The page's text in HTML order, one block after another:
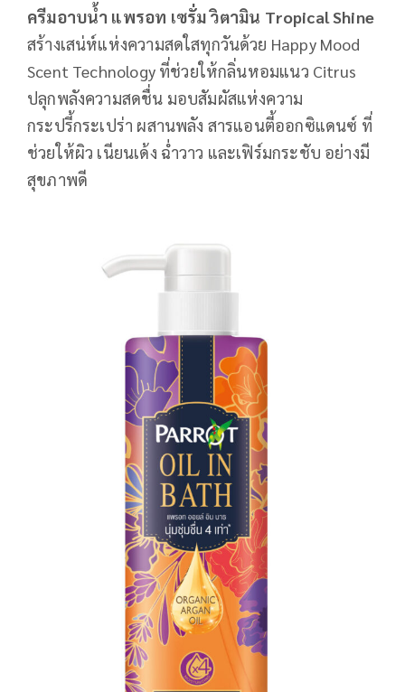
ครีมอาบน้ำ แพรอท เซรั่ม วิตามิน Tropical Shine
สร้างเสน่ห์แห่งความสดใสทุกวันด้วย Happy Mood
Scent Technology ที่ช่วยให้กลิ่นหอมแนว Citrus
ปลุกพลังความสดชื่น มอบสัมผัสแห่งความ
กระปรี้กระเปร่า ผสานพลัง สารแอนตี้ออกซิแดนซ์ ที่
ช่วยให้ผิว เนียนเด้ง ฉ่ำวาว และเฟิร์มกระชับ อย่างมี
สุขภาพดี